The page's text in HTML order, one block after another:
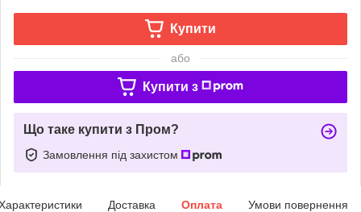
Купити
або
Купити з
Що таке купити з Пром?
Замовлення під захистом
Доставка Оплата Умови повернення